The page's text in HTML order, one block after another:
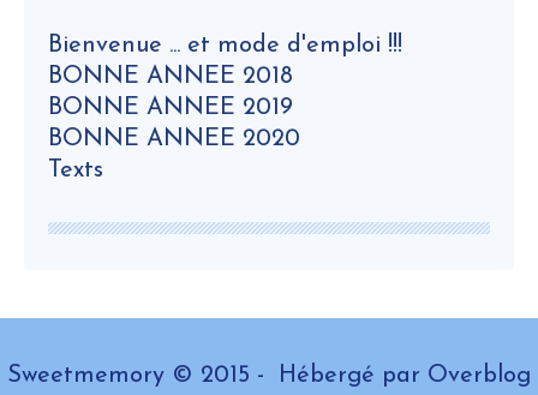
Bienvenue ... et mode d'emploi !!!
BONNE ANNEE 2018
BONNE ANNEE 2019
BONNE ANNEE 2020
Texts
Sweetmemory © 2015 - Hébergé par Overblog